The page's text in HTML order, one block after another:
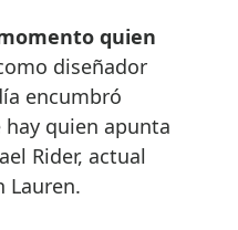
quien
diseñador
encumbró
hay quien apunta
Rider, actual
Lauren.